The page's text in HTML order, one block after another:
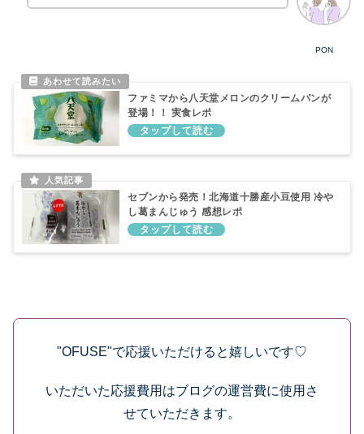
PON
ファミマから八天堂メロンのクリームパンが
登場！！ 実食レポ
セブンから発売！北海道十勝産小豆使用 冷や
し葛まんじゅう 感想レポ
"OFUSE"で応援いただけると嬉しいです♡
いただいた応援費用はブログの運営費に使用さ
せていただきます。